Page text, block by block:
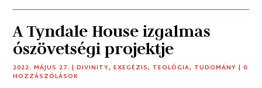
A Tyndale House izgalmas
ószövetségi projektje
2022. MÁJUS 27. |DIVINITY,EXEGÉZIS, TEOLÓGIA, TUDOMÁNY | 0
HOZZÁSZÓLÁSOK